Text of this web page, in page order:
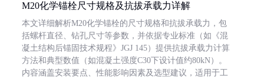
M20化学锚栓尺寸规格及抗拔承载力详解
本文详细解析M20化学锚栓的尺寸规格和抗拔承载力，包
括螺杆直径、钻孔尺寸等参数，并依据专业标准（如《混
凝土结构后锚固技术规程》JGJ 145）提供抗拔承载力计算
方法和典型数值（如混凝土强度C30下设计值约80kN）。
内容涵盖安装要点、性能影响因素及选型建议，适用于工